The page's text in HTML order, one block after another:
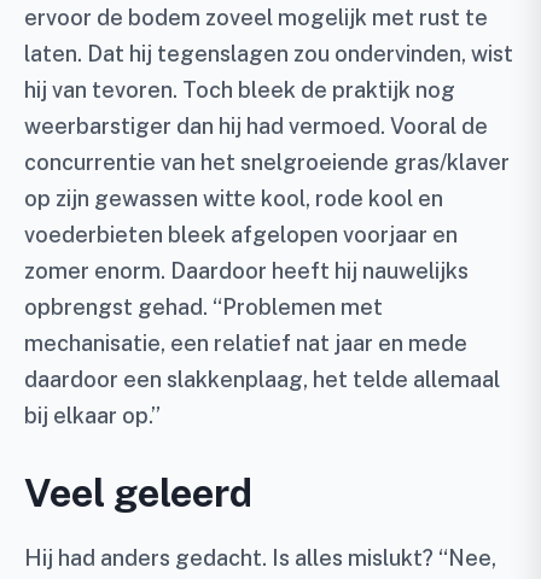
ervoor de bodem zoveel mogelijk met rust te
laten. Dat hij tegenslagen zou ondervinden, wist
hij van tevoren. Toch bleek de praktijk nog
weerbarstiger dan hij had vermoed. Vooral de
concurrentie van het snelgroeiende gras/klaver
op zijn gewassen witte kool, rode kool en
voederbieten bleek afgelopen voorjaar en
zomer enorm. Daardoor heeft hij nauwelijks
opbrengst gehad. “Problemen met
mechanisatie, een relatief nat jaar en mede
daardoor een slakkenplaag, het telde allemaal
bij elkaar op.”
Veel geleerd
Hij had anders gedacht. Is alles mislukt? “Nee,